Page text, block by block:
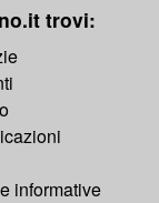
trovi:
informative